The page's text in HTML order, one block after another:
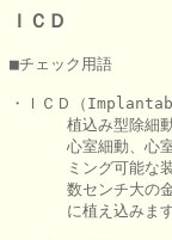
ＩＣＤ
■チェック用語
・ＩＣＤ（
植込み型除細動
心室細動、心
ミング可能な装
数センチ大の
に植え込みます